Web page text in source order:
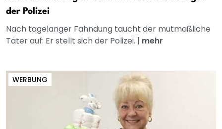
der Polizei
Nach tagelanger Fahndung taucht der mutmaßliche
Täter auf: Er stellt sich der Polizei. | mehr
WERBUNG